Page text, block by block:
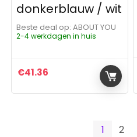
donkerblauw / wit
Beste deal op:
ABOUT YOU
2-4 werkdagen in huis
€41.36
1 2